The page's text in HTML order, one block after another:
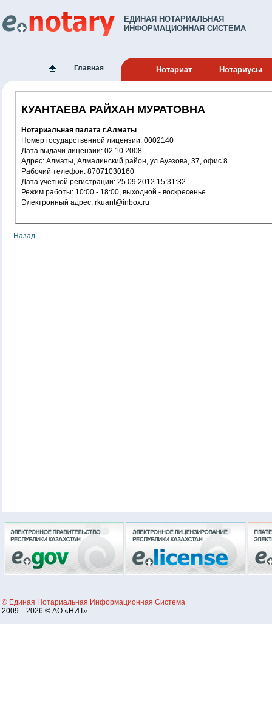
ЕДИНАЯ НОТАРИАЛЬНАЯ
ИНФОРМАЦИОННАЯ СИСТЕМА
Главная Нотариат Нотариусы
КУАНТАЕВА РАЙХАН МУРАТОВНА
Нотариальная палата г.Алматы
Номер государственной лицензии: 0002140
Дата выдачи лицензии: 02.10.2008
Адрес: Алматы, Алмалинский район, ул.Ауэзова, 37, офис 8
Рабочий телефон: 87071030160
Дата учетной регистрации: 25.09.2012 15:31:32
Режим работы: 10:00 - 18:00, выходной - воскресенье
Электронный адрес: rkuant@inbox.ru
Назад
© Единая Нотариальная Информационная Система
2009—2026 © АО «НИТ»